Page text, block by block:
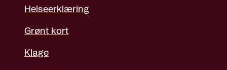
Helseerklæring
Grønt kort
Klage